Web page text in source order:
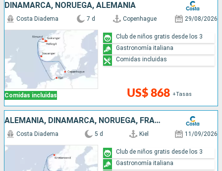
DINAMARCA, NORUEGA, ALEMANIA
Comidas incluidas
Costa Diadema 7 d Copenhague 29/08/2026
US$ 868 +Tasas
Club de niños gratis desde los 3
Gastronomía italiana
Comidas incluidas
ALEMANIA, DINAMARCA, NORUEGA, FRANCIA
Costa Diadema 5 d Kiel 11/09/2026
Club de niños gratis desde los 3
Gastronomía italiana